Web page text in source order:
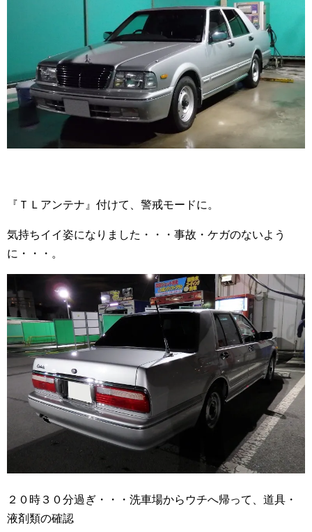
『ＴＬアンテナ』付けて、警戒モードに。
気持ちイイ姿になりました・・・事故・ケガのないよう
に・・・。
２０時３０分過ぎ・・・洗車場からウチへ帰って、道具・
液剤類の確認